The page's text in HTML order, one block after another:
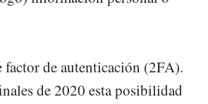
factor de autenticación (2FA).
de 2020 esta posibilidad